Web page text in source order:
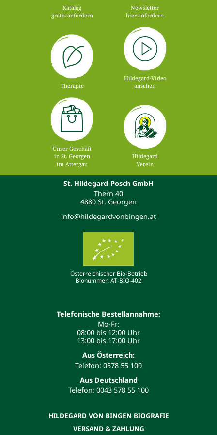
Katalog
gratis anfordern
Newsletter
hier anfordern
Therapie
Hildegard-Video
ansehen
Unser Geschäft
in St. Georgen
im Attergau
Hildegard
Verein
St. Hildegard-Posch GmbH
Thern 40
4880 St. Georgen
info@hildegardvonbingen.at
Österreichischer Bio-Betrieb
Bionummer: AT-BIO-402
Telefonische Bestellannahme:
Mo-Fr:
08:00 bis 12:00 Uhr
13:00 bis 17:00 Uhr
Aus Österreich:
Telefon: 0578 55 100
Aus Deutschland
Telefon: 0043 578 55 100
HILDEGARD VON BINGEN BIOGRAFIE
VERSAND & ZAHLUNG